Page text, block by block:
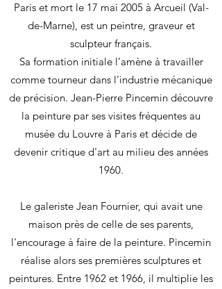
Paris et mort le 17 mai 2005 à Arcueil (Val-
de-Marne), est un peintre, graveur et
sculpteur français.
Sa formation initiale l’amène à travailler
comme tourneur dans l’industrie mécanique
de précision. Jean-Pierre Pincemin découvre
la peinture par ses visites fréquentes au
musée du Louvre à Paris et décide de
devenir critique d'art au milieu des années
1960.
Le galeriste Jean Fournier, qui avait une
maison près de celle de ses parents,
l'encourage à faire de la peinture. Pincemin
réalise alors ses premières sculptures et
peintures. Entre 1962 et 1966, il multiplie les